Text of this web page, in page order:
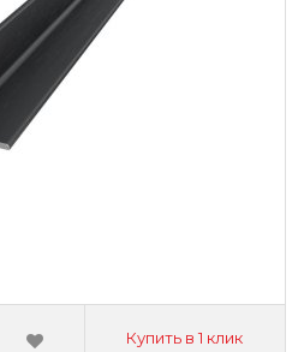
Купить в 1 клик